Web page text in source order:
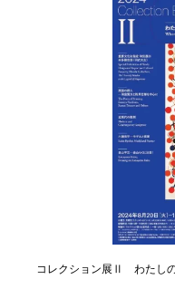
コレクション展Ⅱ わたし